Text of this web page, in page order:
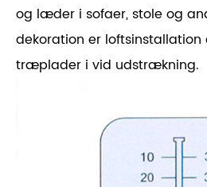
og læder i sofaer, stole og
dekoration er loftsinstallation
træplader i vid udstrækning.